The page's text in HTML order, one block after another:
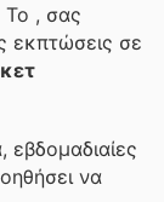
Το , σας
εκπτώσεις σε
να